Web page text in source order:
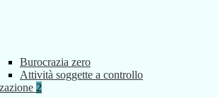
Burocrazia zero
Attività soggette a controllo
2